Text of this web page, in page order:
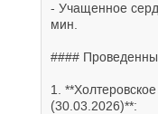
- Учащенное
мин.
####
1.
(30.03.2026)**: